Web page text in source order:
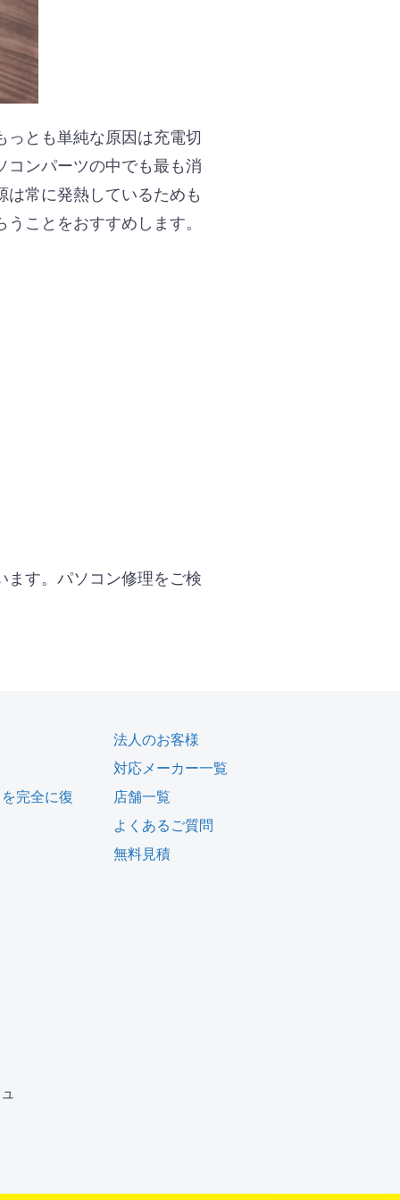
とも単純な原因は充電切
ンパーツの中でも最も消
常に発熱しているためも
ことをおすすめします。
す。パソコン修理をご検
完全に復
法人のお客様
対応メーカー一覧
店舗一覧
よくあるご質問
無料見積